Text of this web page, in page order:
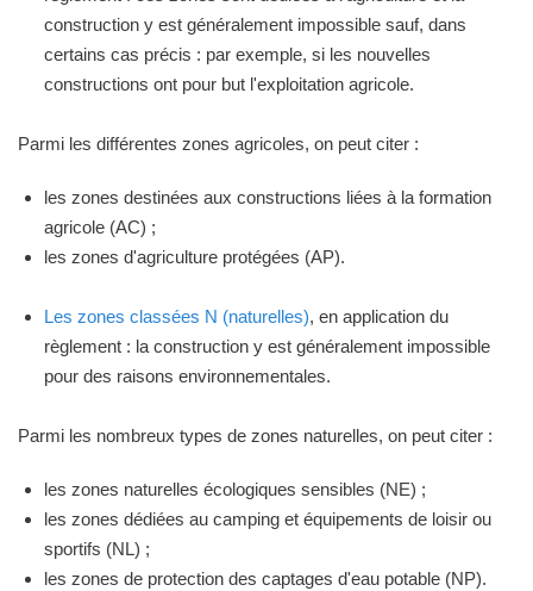
construction y est généralement impossible sauf, dans
certains cas précis : par exemple, si les nouvelles
constructions ont pour but l'exploitation agricole.
Parmi les différentes zones agricoles, on peut citer :
les zones destinées aux constructions liées à la formation
agricole (AC) ;
les zones d'agriculture protégées (AP).
Les zones classées N (naturelles), en application du
règlement : la construction y est généralement impossible
pour des raisons environnementales.
Parmi les nombreux types de zones naturelles, on peut citer :
les zones naturelles écologiques sensibles (NE) ;
les zones dédiées au camping et équipements de loisir ou
sportifs (NL) ;
les zones de protection des captages d'eau potable (NP).